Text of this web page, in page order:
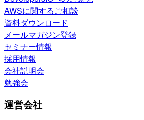
AWSに関するご相談
資料ダウンロード
メールマガジン登録
セミナー情報
採用情報
会社説明会
勉強会
運営会社